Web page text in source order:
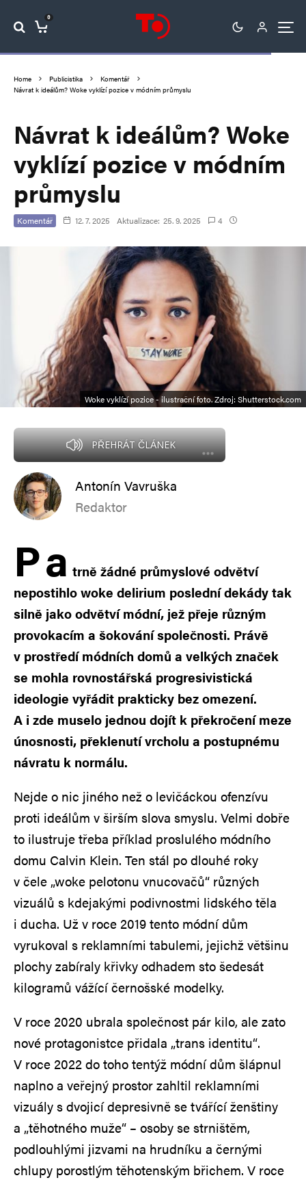
0
Home Publicistika
Komentář
Návrat k ideálům? Woke vyklízí pozice v módním průmyslu
Návrat k ideálům? Woke
vyklízí pozice v módním
průmyslu
Komentář 12. 7. 2025 Aktualizace: 25. 9. 2025 4
Woke vyklízí pozice - ilustrační foto. Zdroj: Shutterstock.com
PŘEHRÁT ČLÁNEK
Antonín Vavruška
Redaktor
Pa trně žádné průmyslové odvětví
nepostihlo woke delirium poslední dekády tak
silně jako odvětví módní, jež přeje různým
provokacím a šokování společnosti. Právě
v prostředí módních domů a velkých značek
se mohla rovnostářská progresivistická
ideologie vyřádit prakticky bez omezení.
A i zde muselo jednou dojít k překročení meze
únosnosti, překlenutí vrcholu a postupnému
návratu k normálu.
Nejde o nic jiného než o levičáckou ofenzívu
proti ideálům v širším slova smyslu. Velmi dobře
to ilustruje třeba příklad proslulého módního
domu Calvin Klein. Ten stál po dlouhé roky
v čele „woke pelotonu vnucovačů“ různých
vizuálů s kdejakými podivnostmi lidského těla
i ducha. Už v roce 2019 tento módní dům
vyrukoval s reklamními tabulemi, jejichž většinu
plochy zabíraly křivky odhadem sto šedesát
kilogramů vážící černošské modelky.
V roce 2020 ubrala společnost pár kilo, ale zato
nové protagonistce přidala „trans identitu“.
V roce 2022 do toho tentýž módní dům šlápnul
naplno a veřejný prostor zahltil reklamními
vizuály s dvojicí depresivně se tvářící ženštiny
a „těhotného muže“ – osoby se strništěm,
podlouhlými jizvami na hrudníku a černými
chlupy porostlým těhotenským břichem. V roce